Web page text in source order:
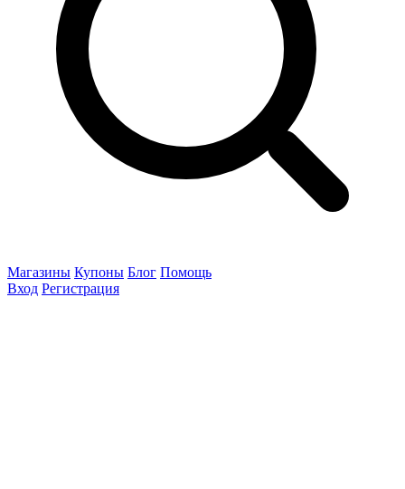
Магазины Купоны Блог Помощь
Вход Регистрация